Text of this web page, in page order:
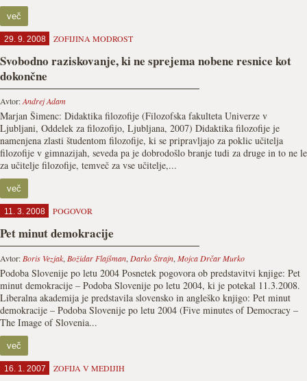
več
29. 9. 2008 ZOFIJINA MODROST
Svobodno raziskovanje, ki ne sprejema nobene resnice kot
dokončne
Avtor:Andrej Adam
Marjan Šimenc: Didaktika filozofije (Filozofska fakulteta Univerze v
Ljubljani, Oddelek za filozofijo, Ljubljana, 2007) Didaktika filozofije je
namenjena zlasti študentom filozofije, ki se pripravljajo za poklic učitelja
filozofije v gimnazijah, seveda pa je dobrodošlo branje tudi za druge in to ne le
za učitelje filozofije, temveč za vse učitelje,...
več
11. 3. 2008 POGOVOR
Pet minut demokracije
Avtor: Boris Vezjak, Božidar Flajšman, Darko Štrajn, Mojca Drčar Murko
Podoba Slovenije po letu 2004 Posnetek pogovora ob predstavitvi knjige: Pet
minut demokracije – Podoba Slovenije po letu 2004, ki je potekal 11.3.2008.
Liberalna akademija je predstavila slovensko in angleško knjigo: Pet minut
demokracije – Podoba Slovenije po letu 2004 (Five minutes of Democracy –
The Image of Slovenia...
več
16. 1. 2007 ZOFIJA V MEDIJIH